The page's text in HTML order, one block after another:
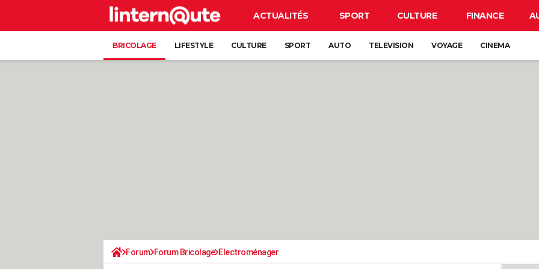
ACTUALITÉS SPORT CULTURE FINANCE
BRICOLAGE LIFESTYLE CULTURE SPORT AUTO TELEVISION VOYAGE CINEMA
Forum Forum Bricolage Electroménager